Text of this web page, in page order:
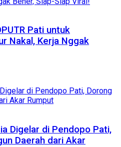
Pati untuk
Nakal, Kerja Nggak
Digelar di Pendopo Pati,
Daerah dari Akar